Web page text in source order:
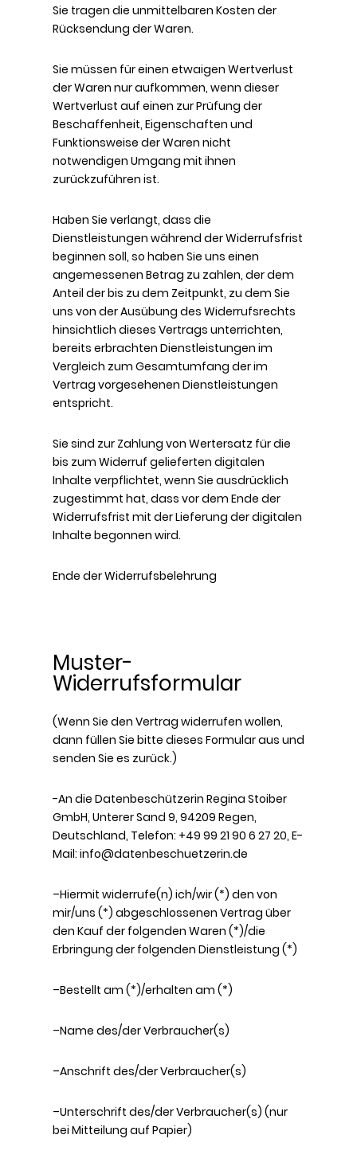
Sie tragen die unmittelbaren Kosten der
Rücksendung der Waren.
Sie müssen für einen etwaigen Wertverlust
der Waren nur aufkommen, wenn dieser
Wertverlust auf einen zur Prüfung der
Beschaffenheit, Eigenschaften und
Funktionsweise der Waren nicht
notwendigen Umgang mit ihnen
zurückzuführen ist.
Haben Sie verlangt, dass die
Dienstleistungen während der Widerrufsfrist
beginnen soll, so haben Sie uns einen
angemessenen Betrag zu zahlen, der dem
Anteil der bis zu dem Zeitpunkt, zu dem Sie
uns von der Ausübung des Widerrufsrechts
hinsichtlich dieses Vertrags unterrichten,
bereits erbrachten Dienstleistungen im
Vergleich zum Gesamtumfang der im
Vertrag vorgesehenen Dienstleistungen
entspricht.
Sie sind zur Zahlung von Wertersatz für die
bis zum Widerruf gelieferten digitalen
Inhalte verpflichtet, wenn Sie ausdrücklich
zugestimmt hat, dass vor dem Ende der
Widerrufsfrist mit der Lieferung der digitalen
Inhalte begonnen wird.
Ende der Widerrufsbelehrung
Muster-
Widerrufsformular
(Wenn Sie den Vertrag widerrufen wollen,
dann füllen Sie bitte dieses Formular aus und
senden Sie es zurück.)
-An die Datenbeschützerin Regina Stoiber
GmbH, Unterer Sand 9, 94209 Regen,
Deutschland, Telefon: +49 99 21 90 6 27 20, E-
Mail: info@datenbeschuetzerin.de
–Hiermit widerrufe(n) ich/wir (*) den von
mir/uns (*) abgeschlossenen Vertrag über
den Kauf der folgenden Waren (*)/die
Erbringung der folgenden Dienstleistung (*)
–Bestellt am (*)/erhalten am (*)
–Name des/der Verbraucher(s)
–Anschrift des/der Verbraucher(s)
–Unterschrift des/der Verbraucher(s) (nur
bei Mitteilung auf Papier)